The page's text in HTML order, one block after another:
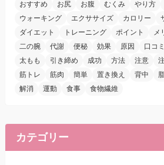
おすすめ お尻 お腹 むくみ やり方
ウォーキング
エクササイズ カロリー
ダイエット
トレーニング ポイント メ
二の腕
代謝 便秘 効果 原因 口コミ
太もも
引き締め 成功 方法 注意
筋トレ
筋肉 簡単 置き換え 背中
解消
運動 食事 食物繊維
カテゴリー